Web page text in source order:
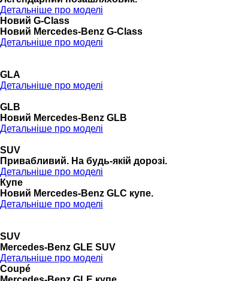
Детальніше про моделі
Новий G-Class
Новий Mercedes-Benz G-Class
Детальніше про моделі
GLA
Детальніше про моделі
GLB
Новий Mercedes-Benz GLB
Детальніше про моделі
SUV
Привабливий. На будь-якій дорозі.
Детальніше про моделі
Купе
Новий Mercedes-Benz GLС купе.
Детальніше про моделі
SUV
Mercedes-Benz GLE SUV
Детальніше про моделі
Coupé